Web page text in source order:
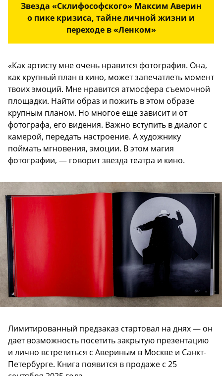
Звезда «Склифософского» Максим Аверин
о пике кризиса, тайне личной жизни и
переходе в «Ленком»
«Как артисту мне очень нравится фотография. Она,
как крупный план в кино, может запечатлеть момент
твоих эмоций. Мне нравится атмосфера съемочной
площадки. Найти образ и пожить в этом образе
крупным планом. Но многое еще зависит и от
фотографа, его видения. Важно вступить в диалог с
камерой, передать настроение. А художнику
поймать мгновения, эмоции. В этом магия
фотографии, — говорит звезда театра и кино.
Лимитированный предзаказ стартовал на днях — он
дает возможность посетить закрытую презентацию
и лично встретиться с Авериным в Москве и Санкт-
Петербурге. Книга появится в продаже с 25